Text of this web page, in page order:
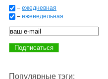
– ежедневная
– еженедельная
Популярные тэги: